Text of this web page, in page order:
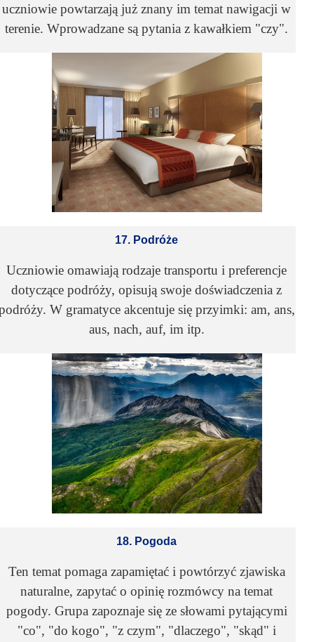
uczniowie powtarzają już znany im temat nawigacji w
terenie. Wprowadzane są pytania z kawałkiem "czy".
17. Podróże
Uczniowie omawiają rodzaje transportu i preferencje
dotyczące podróży, opisują swoje doświadczenia z
W gramatyce akcentuje się przyimki: am, ans,
aus, nach, auf, im itp.
18. Pogoda
Ten temat pomaga zapamiętać i powtórzyć zjawiska
naturalne, zapytać o opinię rozmówcy na temat
pogody. Grupa zapoznaje się ze słowami pytającymi
"co", "do kogo", "z czym", "dlaczego", "skąd" i